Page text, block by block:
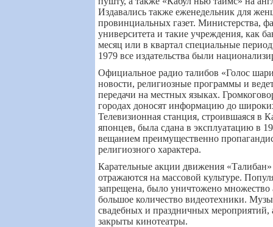
Издавались также еженедельник для
провинциальных газет. Министерства,
университета и такие учреждения, как
месяц или в квартал специальные
1979 все издательства были
Официальное радио талибов «Голос
новости, религиозные программы и
передачи на местных языках.
городах доносят информацию до
Телевизионная станция, строившаяся в
японцев, была сдана в эксплуатацию в
вещанием преимущественно
религиозного характера.
Карательные акции движения «Талибан»
отражаются на массовой культуре.
запрещена, было уничтожено множество
большое количество видеотехники.
свадебных и праздничных мероприятий,
закрыты кинотеатры.